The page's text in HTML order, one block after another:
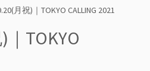
月祝)｜TOKYO CALLING 2021
TOKYO